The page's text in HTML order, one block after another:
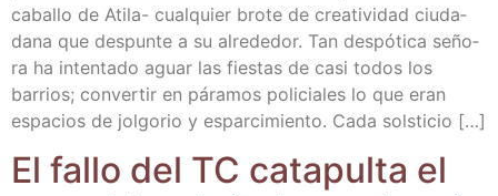
caba­llo de Ati­­la- cual­quier bro­te de crea­ti­vi­dad ciu­da­
da­na que des­pun­te a su alre­de­dor. Tan des­pó­ti­ca seño­
ra ha inten­ta­do aguar las fies­tas de casi todos los
barrios; con­ver­tir en pára­mos poli­cia­les lo que eran
espa­cios de jol­go­rio y espar­ci­mien­to. Cada solsticio […]
El fallo del TC cata­pul­ta el